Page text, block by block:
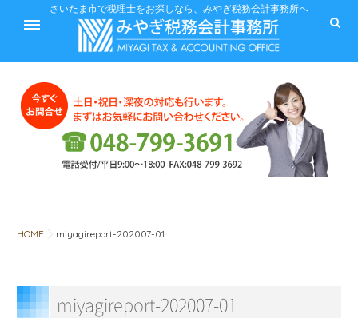
さいたま市で税理士をお探しなら、みやぎ税務会計事務所へ
ホーム
サービス
みやぎ税務会計事務所
HOME miyagireport-202007-01
miyagireport-202007-01